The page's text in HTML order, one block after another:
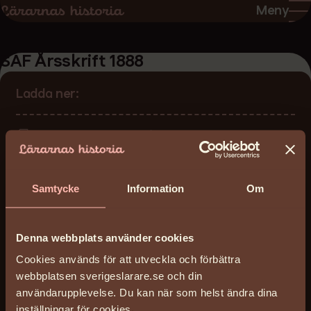
Samtycke Information Om
Denna webbplats använder cookies
Cookies används för att utveckla och förbättra
webbplatsen sverigeslarare.se och din
användarupplevelse. Du kan när som helst ändra dina
Hoppa
innehåll
Hoppa
huvudnavigering
Meny
SAF Årsskrift 1888
Ladda ner:
1887-12-31 - 1888-12-30
Licens
SAF Sveriges allmänna folkskollärarförening
FSAF Federationen SAF